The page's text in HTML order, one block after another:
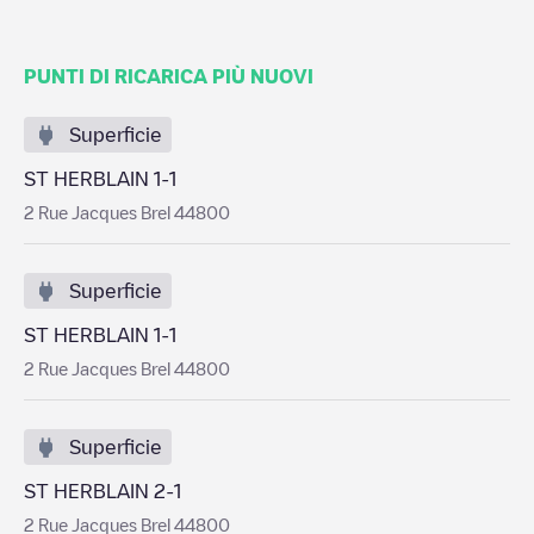
PUNTI DI RICARICA PIÙ NUOVI
Superficie
ST HERBLAIN 1-1
2 Rue Jacques Brel 44800
Superficie
ST HERBLAIN 1-1
2 Rue Jacques Brel 44800
Superficie
ST HERBLAIN 2-1
2 Rue Jacques Brel 44800